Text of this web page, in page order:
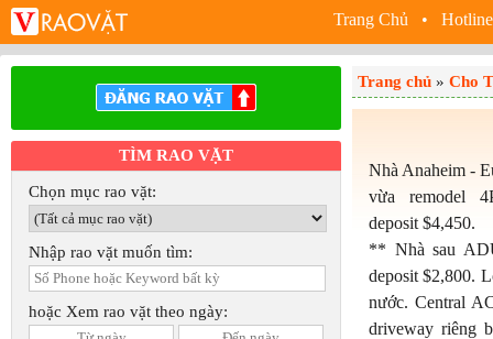
Trang Chủ •
TÌM RAO VẶT
Chọn mục rao vặt:
Nhập rao vặt muốn tìm:
hoặc Xem rao vặt theo ngày:
Trang chủ » Cho
Nhà Anaheim -
vừa remodel
deposit $4,450.
** Nhà sau
deposit $2,800.
nước. Central
driveway riêng